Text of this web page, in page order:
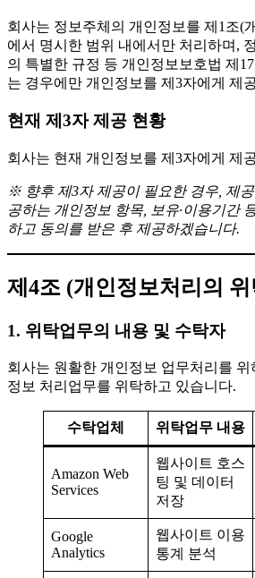
회사는 정보주체의 개인정보를 제1조(
에서 명시한 범위 내에서만 처리하며,
의 특별한 규정 등 개인정보보호법 제
는 경우에만 개인정보를 제3자에게 제
현재 제3자 제공 현황
회사는 현재 개인정보를 제3자에게 제
※ 향후 제3자 제공이 필요한 경우, 제
공하는 개인정보 항목, 보유·이용기간
하고 동의를 받은 후 제공하겠습니다.
제4조 (개인정보처리의 위
1. 위탁업무의 내용 및 수탁자
회사는 원활한 개인정보 업무처리를
정보 처리업무를 위탁하고 있습니다.
수탁업체 위탁업무 내용
Amazon Web
Services
웹사이트 호스
팅 및 데이터
저장
Google
Analytics
웹사이트 이용
통계 분석